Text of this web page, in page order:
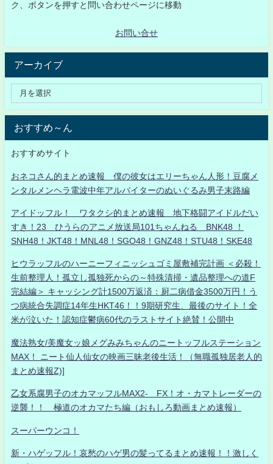
ク、ボタンを押すと問い合わせページに移動
お問い合せ
アーカイブ
おすすめ～ん
おすすめサイト
おネコさん的まとめ速報 僕の彼女はエリーちゃん人形！豆腐メ
ンタルメンヘラ電波中年アルバイターのぬいぐるみ男子末路編
アイドッフル！ ワタクシ的まとめ速報 地下格闘アイドルだい
すき！23 ひうらのアニメ放送局101ちゃんねる BNK48 ！
SNH48！JKT48！MNL48！SGO48！GNZ48！STU48！SKE48
ヒウラッフルのハーニーフィニッシュゴミ屋敷補完計画 ＜必殺！
生前整理人！孤立し孤独死からの～特殊清掃・遺品整理への道F
完結編＞ キャッシング計1500万返済：厨二病借金3500万円！う
つ病統合失調症14年生HKT46！！9期研究生、最後のサイト！全
米が泣いた！認知症鬱病60代のラストサイト絶賛！公開中
魔法熟女/美魔女ッ娘メグみみちゃんのニートッフルステーション
MAX！ ニート仙人仙女の映画三昧老後生活！（無職孤独居老人的
まとめ速報Z)]
乙女系腐男子のオカマッフルMAX2- FX！オ・カマトレーダーの
逆襲！！ 極道のオカマたち編（おもしろ動画まとめ速報）
スーパーウンコ！
新・ハゲッフル！哀愁のハゲ男の髪ってるまとめ速報！！激しく